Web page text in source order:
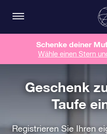
Schenke deiner
Wähle einen Stern
Geschenk
Taufe
Registrieren Sie Ihren